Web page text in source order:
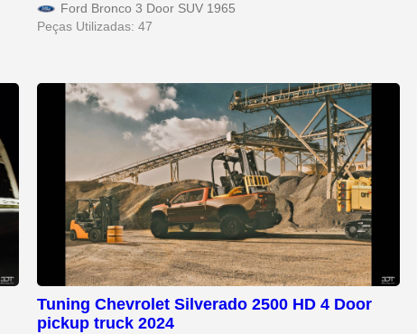
Ford Bronco 3 Door SUV 1965
Peças Utilizadas: 47
Tuning Chevrolet Silverado 2500 HD 4 Door
pickup truck 2024